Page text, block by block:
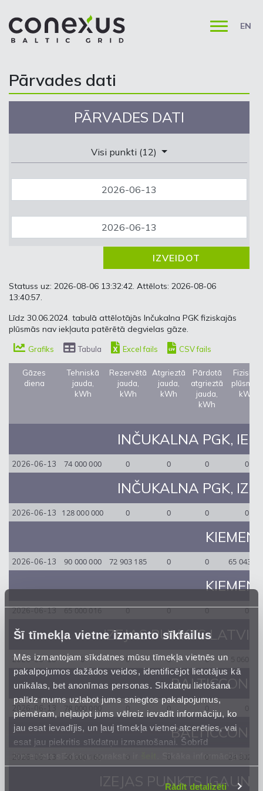
Šī tīmekļa vietne izmanto sīkfailus
Mēs izmantojam sīkdatnes mūsu tīmekļa vietnēs un
pakalpojumos dažādos veidos, identificējot lietotājus kā
unikālas, bet anonīmas personas. Sīkdatņu lietošana
palīdz mums uzlabot jums sniegtos pakalpojumus,
piemēram, neļaujot jums vēlreiz ievadīt informāciju, ko
jau esat ievadījis, un ļauj tīmekļa vietnei atcerēties, vai
esat jau piekritis sīkdatņu izmantošanai. Šobrīd
izmantoto sīkdatņu apraksts ir
. Sīkāka informācija ir
mūsuPrivātuma atrunā.
Rādīt detalizēti
EN
Pārvades dati
PĀRVADES DATI
Visi punkti (12)
Statuss uz: 2026-08-06 13:32:42. Attēlots: 2026-08-06
13:40:57.
Līdz 30.06.2024. tabulā attēlotājās Inčukalna PGK fiziskajās
plūsmās nav iekļauta patērētā degvielas gāze.
Grafiks Tabula Excel fails CSV fails
Gāzes
diena
Tehniskā
jauda,
kWh
Rezervētā
jauda,
kWh
Atgrieztā
jauda,
kWh
Pārdotā
atgrieztā
jauda,
kWh
Fiziskās
plūsmas,
kWh
INČUKALNA PGK,
2026-06-13 74 000 000 0 0 0 0
INČUKALNA PGK,
2026-06-13 128 000 000 0 0 0 0
2026-06-13 90 000 000 72 903 185 0 0 65 043
2026-06-13 65 000 016 0 0 0 0
IZEJAS PUNKTS
2026-06-13 0 0 0 0
78 000 000 0 0
2026-06-13 50 000 160 0 0 0 24 302
IZEJAS PUNKTS